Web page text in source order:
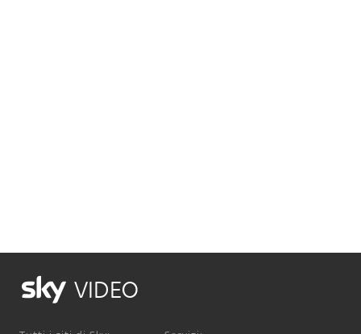
VIDEO